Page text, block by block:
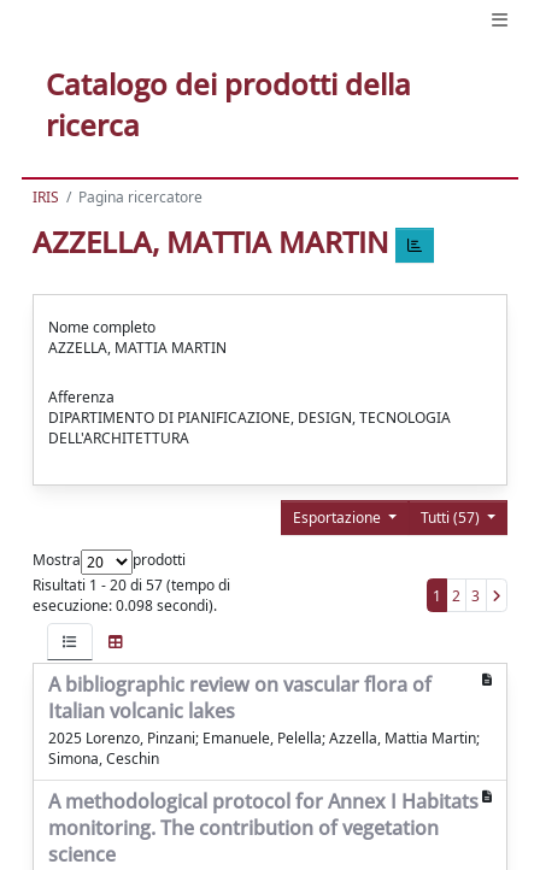
Catalogo dei prodotti della
ricerca
IRIS Pagina ricercatore
AZZELLA, MATTIA MARTIN
Nome completo
AZZELLA, MATTIA MARTIN
Afferenza
DIPARTIMENTO DI PIANIFICAZIONE, DESIGN, TECNOLOGIA
DELL'ARCHITETTURA
Tutti (57)
Esportazione
Mostra
prodotti
Risultati 1 - 20 di 57 (tempo di
esecuzione: 0.098 secondi).
1 2 3
A bibliographic review on vascular flora of
Italian volcanic lakes
2025 Lorenzo, Pinzani; Emanuele, Pelella; Azzella, Mattia Martin;
Simona, Ceschin
A methodological protocol for Annex I Habitats
monitoring. The contribution of vegetation
science